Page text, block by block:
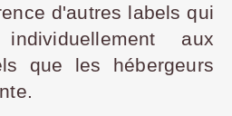
d'autres labels qui
aux
que les hébergeurs